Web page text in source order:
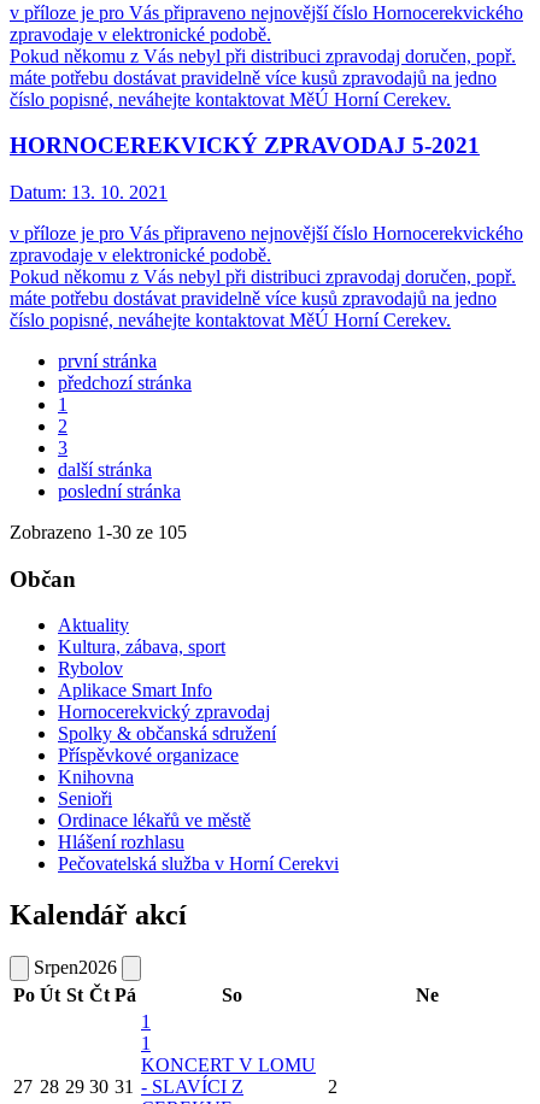
v příloze je pro Vás připraveno nejnovější číslo Hornocerekvického
zpravodaje v elektronické podobě.
Pokud někomu z Vás nebyl při distribuci zpravodaj doručen, popř.
máte potřebu dostávat pravidelně více kusů zpravodajů na jedno
číslo popisné, neváhejte kontaktovat MěÚ Horní Cerekev.
HORNOCEREKVICKÝ ZPRAVODAJ 5-2021
Datum: 13. 10. 2021
v příloze je pro Vás připraveno nejnovější číslo Hornocerekvického
zpravodaje v elektronické podobě.
Pokud někomu z Vás nebyl při distribuci zpravodaj doručen, popř.
máte potřebu dostávat pravidelně více kusů zpravodajů na jedno
číslo popisné, neváhejte kontaktovat MěÚ Horní Cerekev.
první stránka
předchozí stránka
1
2
3
další stránka
poslední stránka
Zobrazeno 1-30 ze 105
Občan
Aktuality
Kultura, zábava, sport
Rybolov
Aplikace Smart Info
Hornocerekvický zpravodaj
Spolky & občanská sdružení
Příspěvkové organizace
Knihovna
Senioři
Ordinace lékařů ve městě
Hlášení rozhlasu
Pečovatelská služba v Horní Cerekvi
Kalendář akcí
Srpen2026
Po Út St Čt Pá So Ne
27 28 29 30 31
1
1
KONCERT V LOMU
- SLAVÍCI Z
2